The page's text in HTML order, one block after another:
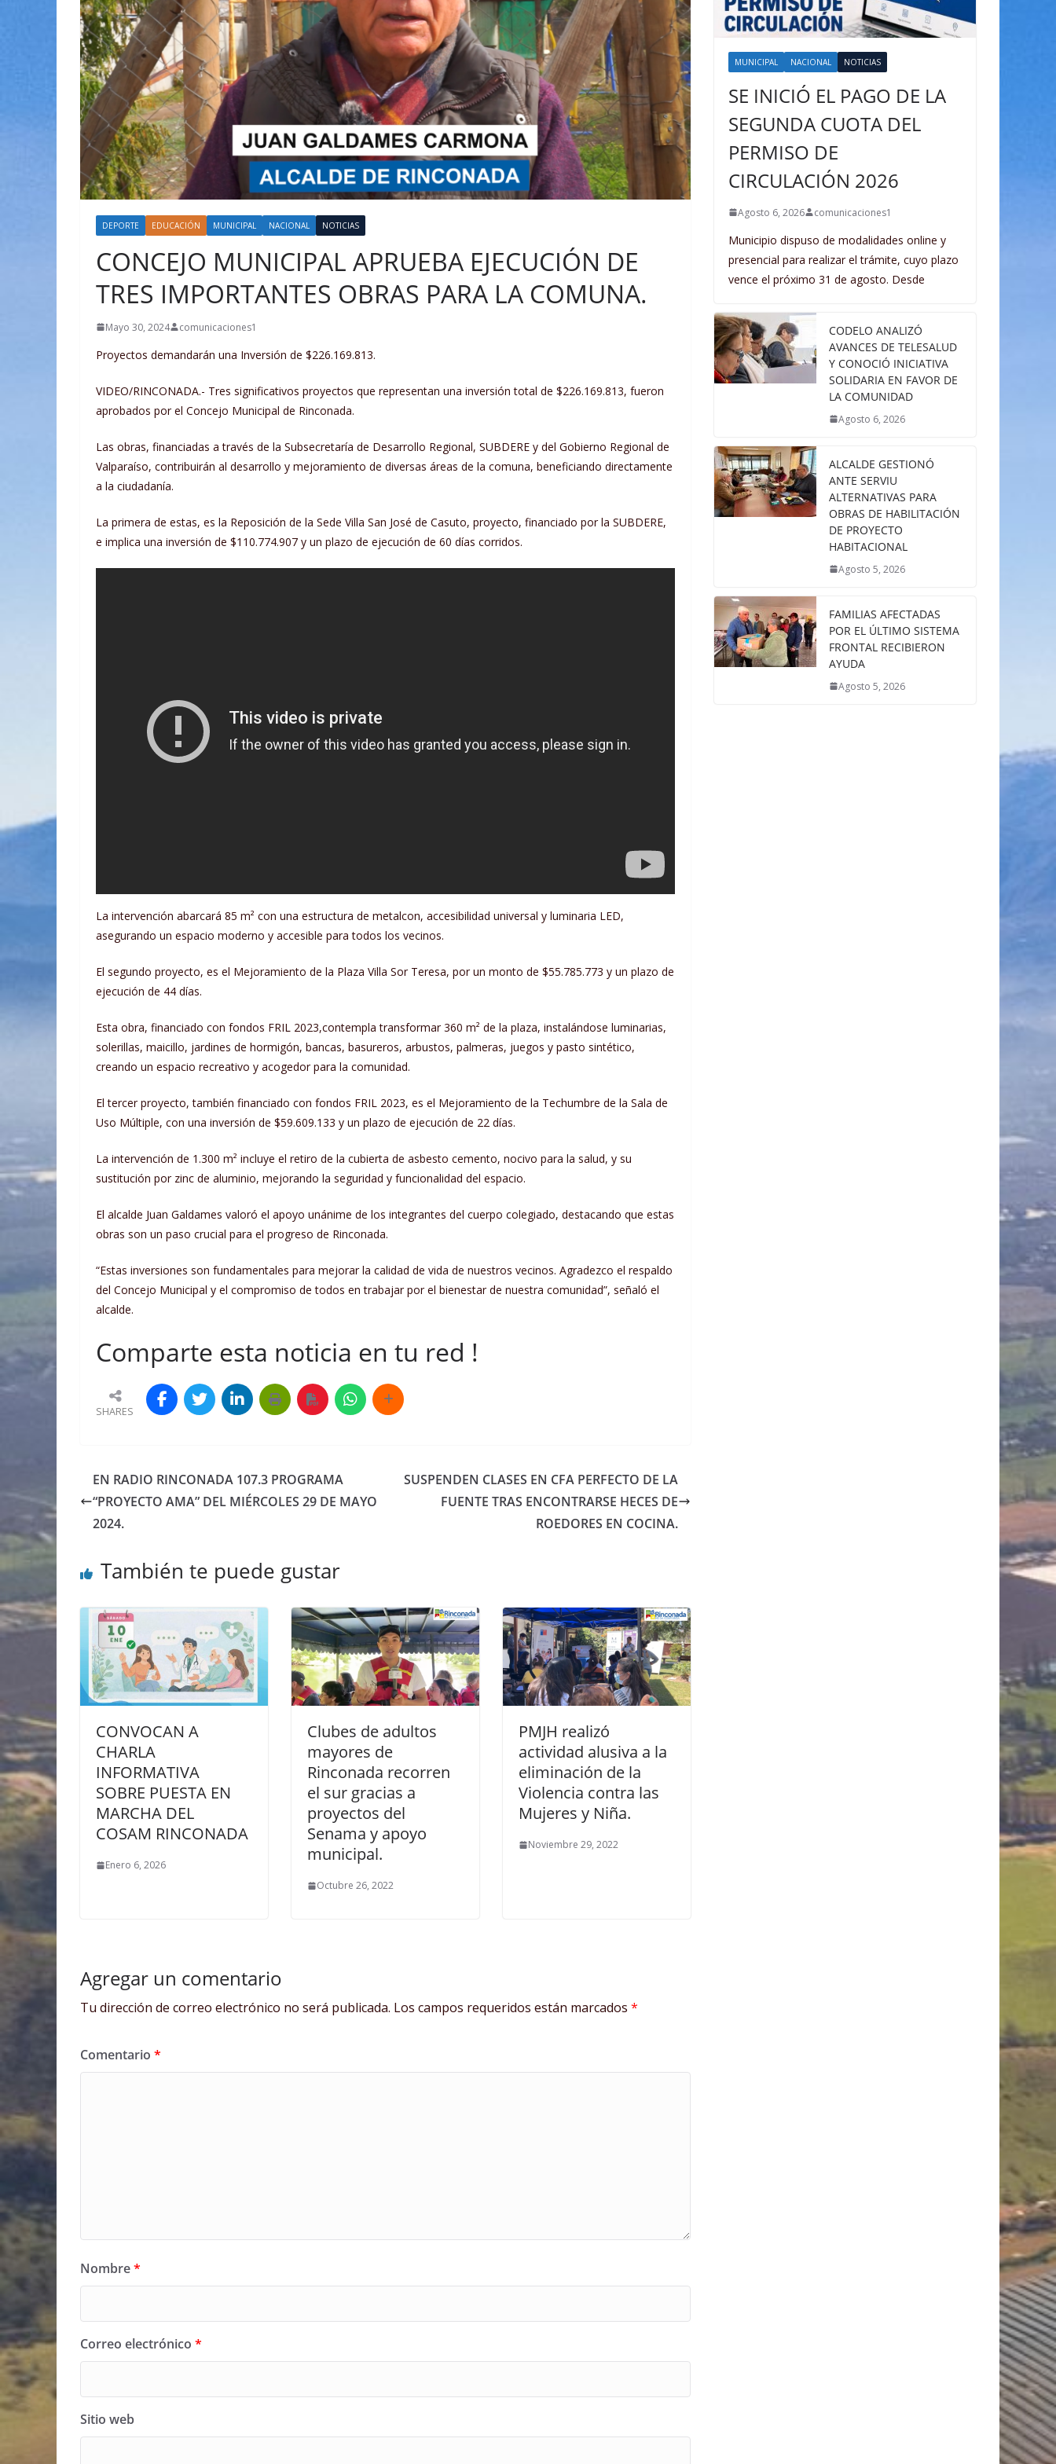
DEPORTE EDUCACIÓN MUNICIPAL NACIONAL NOTICIAS
CONCEJO MUNICIPAL APRUEBA EJECUCIÓN DE
TRES IMPORTANTES OBRAS PARA LA COMUNA.
Mayo 30, 2024 comunicaciones1
Proyectos demandarán una Inversión de $226.169.813.
VIDEO/RINCONADA.- Tres significativos proyectos que representan una inversión total de $226.169.813, fueron
aprobados por el Concejo Municipal de Rinconada.
Las obras, financiadas a través de la Subsecretaría de Desarrollo Regional, SUBDERE y del Gobierno Regional de
Valparaíso, contribuirán al desarrollo y mejoramiento de diversas áreas de la comuna, beneficiando directamente
a la ciudadanía.
La primera de estas, es la Reposición de la Sede Villa San José de Casuto, proyecto, financiado por la SUBDERE,
e implica una inversión de $110.774.907 y un plazo de ejecución de 60 días corridos.
La intervención abarcará 85 m² con una estructura de metalcon, accesibilidad universal y luminaria LED,
asegurando un espacio moderno y accesible para todos los vecinos.
El segundo proyecto, es el Mejoramiento de la Plaza Villa Sor Teresa, por un monto de $55.785.773 y un plazo de
ejecución de 44 días.
Esta obra, financiado con fondos FRIL 2023,contempla transformar 360 m² de la plaza, instalándose luminarias,
solerillas, maicillo, jardines de hormigón, bancas, basureros, arbustos, palmeras, juegos y pasto sintético,
creando un espacio recreativo y acogedor para la comunidad.
El tercer proyecto, también financiado con fondos FRIL 2023, es el Mejoramiento de la Techumbre de la Sala de
Uso Múltiple, con una inversión de $59.609.133 y un plazo de ejecución de 22 días.
La intervención de 1.300 m² incluye el retiro de la cubierta de asbesto cemento, nocivo para la salud, y su
sustitución por zinc de aluminio, mejorando la seguridad y funcionalidad del espacio.
El alcalde Juan Galdames valoró el apoyo unánime de los integrantes del cuerpo colegiado, destacando que estas
obras son un paso crucial para el progreso de Rinconada.
“Estas inversiones son fundamentales para mejorar la calidad de vida de nuestros vecinos. Agradezco el respaldo
del Concejo Municipal y el compromiso de todos en trabajar por el bienestar de nuestra comunidad”, señaló el
alcalde.
Comparte esta noticia en tu red !
SHARES
EN RADIO RINCONADA 107.3 PROGRAMA
“PROYECTO AMA” DEL MIÉRCOLES 29 DE MAYO
2024.
SUSPENDEN CLASES EN CFA PERFECTO DE LA
FUENTE TRAS ENCONTRARSE HECES DE
ROEDORES EN COCINA.
También te puede gustar
CONVOCAN A
CHARLA
INFORMATIVA
SOBRE PUESTA EN
MARCHA DEL
COSAM RINCONADA
Enero 6, 2026
Clubes de adultos
mayores de
Rinconada recorren
el sur gracias a
proyectos del
Senama y apoyo
municipal.
Octubre 26, 2022
PMJH realizó
actividad alusiva a la
eliminación de la
Violencia contra las
Mujeres y Niña.
Noviembre 29, 2022
Agregar un comentario
Tu dirección de correo electrónico no será publicada. Los campos requeridos están marcados *
Comentario *
Nombre*
Correo electrónico *
Sitio web
MUNICIPAL NACIONAL NOTICIAS
SE INICIÓ EL PAGO DE LA
SEGUNDA CUOTA DEL
PERMISO DE
CIRCULACIÓN 2026
Agosto 6, 2026 comunicaciones1
Municipio dispuso de modalidades online y
presencial para realizar el trámite, cuyo plazo
vence el próximo 31 de agosto. Desde
CODELO ANALIZÓ
AVANCES DE TELESALUD
Y CONOCIÓ INICIATIVA
SOLIDARIA EN FAVOR DE
LA COMUNIDAD
Agosto 6, 2026
ALCALDE GESTIONÓ
ANTE SERVIU
ALTERNATIVAS PARA
OBRAS DE HABILITACIÓN
DE PROYECTO
HABITACIONAL
Agosto 5, 2026
FAMILIAS AFECTADAS
POR EL ÚLTIMO SISTEMA
FRONTAL RECIBIERON
AYUDA
Agosto 5, 2026